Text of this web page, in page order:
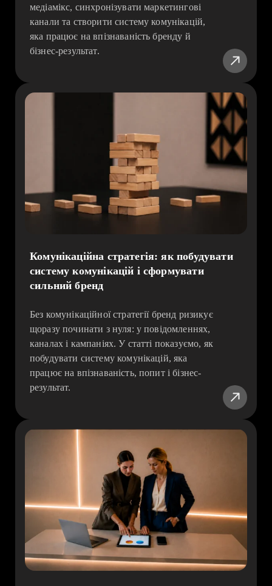
медіамікс, синхронізувати маркетингові
канали та створити систему комунікацій,
яка працює на впізнаваність бренду й
бізнес-результат.
Комунікаційна стратегія: як побудувати
систему комунікацій і сформувати
сильний бренд
Без комунікаційної стратегії бренд ризикує
щоразу починати з нуля: у повідомленнях,
каналах і кампаніях. У статті показуємо, як
побудувати систему комунікацій, яка
працює на впізнаваність, попит і бізнес-
результат.